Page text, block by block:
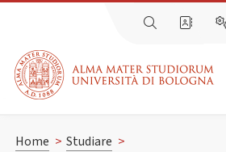
Home > Studiare >